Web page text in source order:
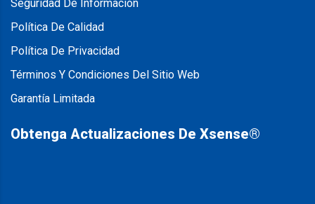
Seguridad De Información
Política De Calidad
Política De Privacidad
Términos Y Condiciones Del Sitio Web
Garantía Limitada
Obtenga Actualizaciones De Xsense®